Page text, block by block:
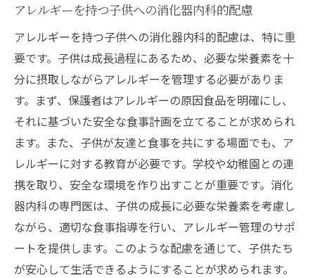
アレルギーを持つ子供への消化器内科的配慮
アレルギーを持つ子供への消化器内科的配慮は、特に重
要です。子供は成長過程にあるため、必要な栄養素を十
分に摂取しながらアレルギーを管理する必要がありま
す。まず、保護者はアレルギーの原因食品を明確にし、
それに基づいた安全な食事計画を立てることが求められ
ます。また、子供が友達と食事を共にする場面でも、ア
レルギーに対する教育が必要です。学校や幼稚園との連
携を取り、安全な環境を作り出すことが重要です。消化
器内科の専門医は、子供の成長に必要な栄養素を考慮し
ながら、適切な食事指導を行い、アレルギー管理のサポ
ートを提供します。このような配慮を通じて、子供たち
が安心して生活できるようにすることが求められます。